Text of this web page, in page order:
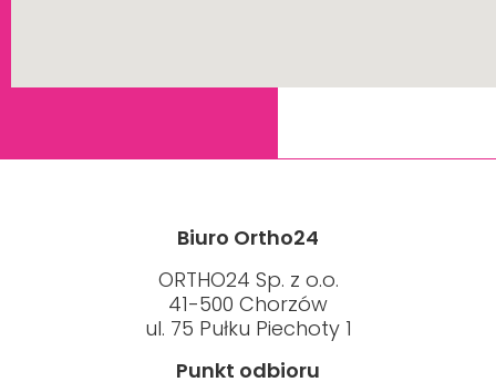
Biuro Ortho24
ORTHO24 Sp. z o.o.
41-500 Chorzów
ul. 75 Pułku Piechoty 1
Punkt odbioru